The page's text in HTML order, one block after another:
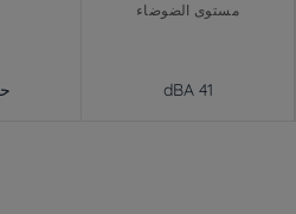
مستوى الضوضاء
41 dBA